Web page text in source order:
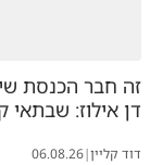
זה חבר הכנסת
דן אילוז: שבתאי
דוד קליין|
06.08.26